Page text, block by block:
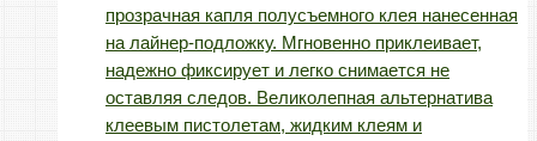
прозрачная капля полусъемного клея нанесенная
на лайнер-подложку. Мгновенно приклеивает,
надежно фиксирует и легко снимается не
оставляя следов. Великолепная альтернатива
клеевым пистолетам, жидким клеям и